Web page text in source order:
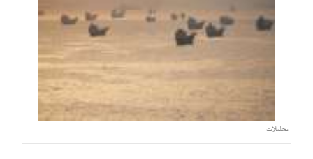
تحليلات